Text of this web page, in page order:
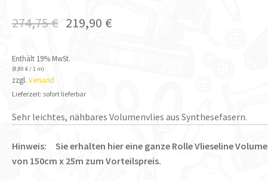
274,75€ 219,90 €
Enthält 19% MwSt.
(8,80 €/ 1 m)
zzgl. Versand
Lieferzeit: sofort lieferbar
Sehr leichtes, nähbares Volumenvlies aus Synthesefasern.
Hinweis: Sie erhalten hier eine ganze Rolle Vlieseline
von 150cm x 25m zum Vorteilspreis.